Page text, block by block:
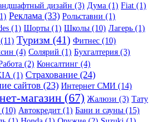
дизайн (3) Дума (1) Fiat (1)
Реклама (33) Рольставни (1)
(1) Шорты (1) Школы (10) Лагерь (1)
Туризм (41) Фитнес (10)
(4) Солярий (1) Бухгалтерия (3)
(2) Консалтинг (4)
(1) Страхование (24)
сайтов (23) Интернет СМИ (14)
магазин (67) Жалюзи (3) Тату
(10) Автокредит (1) Бани и сауны (15)